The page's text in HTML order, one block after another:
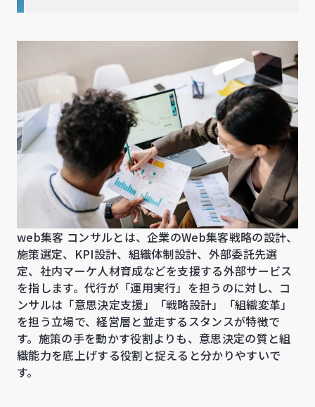
web集客 コンサルとは、企業のWeb集客戦略の設計、
施策選定、KPI設計、組織体制設計、外部委託先選
定、社内マーケ人材育成などを支援する外部サービス
を指します。代行が「運用実行」を担うのに対し、コ
ンサルは「意思決定支援」「戦略設計」「組織変革」
を担う立場で、経営層と並走するスタンスが特徴で
す。施策の手を動かす役割よりも、意思決定の質と組
織能力を底上げする役割と捉えると分かりやすいで
す。